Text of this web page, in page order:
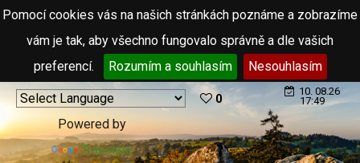
Pomocí cookies vás na našich stránkách poznáme a zobrazíme
vám je tak, aby všechno fungovalo správně a dle vašich
preferencí.
Rozumím a souhlasím Nesouhlasím
Powered by
Translate
0
10. 08.26
17:49